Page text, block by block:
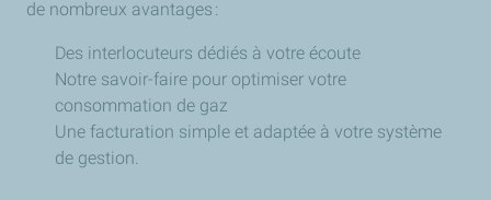
de nombreux avantages :
Des interlocuteurs dédiés à votre écoute
Notre savoir-faire pour optimiser votre
consommation de gaz
Une facturation simple et adaptée à votre système
de gestion.